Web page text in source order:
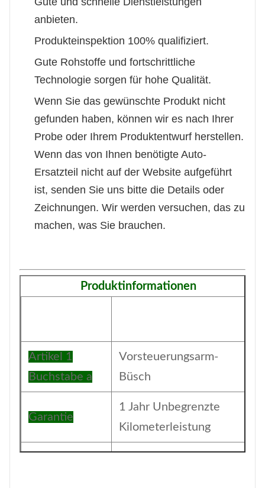
anbieten.
Produkteinspektion 100% qualifiziert.
Gute Rohstoffe und fortschrittliche
Technologie sorgen für hohe Qualität.
Wenn Sie das gewünschte Produkt nicht
gefunden haben, können wir es nach Ihrer
Probe oder Ihrem Produktentwurf herstellen.
Wenn das von Ihnen benötigte Auto-
Ersatzteil nicht auf der Website aufgeführt
ist, senden Sie uns bitte die Details oder
Zeichnungen. Wir werden versuchen, das zu
machen, was Sie brauchen.
Produktinformationen
Artikel 1
Buchstabe a
Vorsteuerungsarm-
Büsch
Garantie
1 Jahr Unbegrenzte
Kilometerleistung